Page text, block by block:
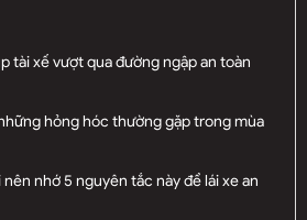
tài xế vượt qua đường ngập an toàn
hỏng hóc thường gặp trong mùa
nhớ 5 nguyên tắc này để lái xe an